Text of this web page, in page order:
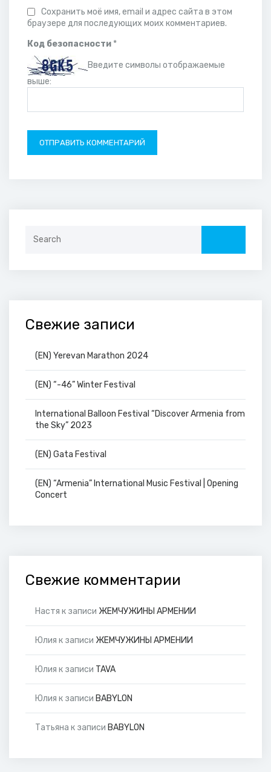
Сохранить моё имя, email и адрес сайта в этом
браузере для последующих моих комментариев.
Код безопасности *
Введите символы отображаемые
выше:
Свежие записи
(EN) Yerevan Marathon 2024
(EN) “-46” Winter Festival
International Balloon Festival “Discover Armenia from
the Sky” 2023
(EN) Gata Festival
(EN) “Armenia” International Music Festival | Opening
Concert
Свежие комментарии
Настя к записи ЖЕМЧУЖИНЫ АРМЕНИИ
Юлия к записи ЖЕМЧУЖИНЫ АРМЕНИИ
Юлия к записи TAVA
Юлия к записи BABYLON
Татьяна к записи BABYLON